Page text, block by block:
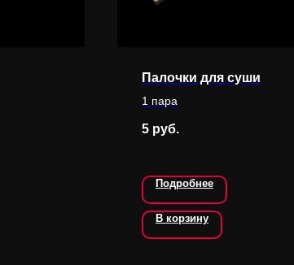
Палочки для суши
1 пара
5 руб.
Подробнее
В корзину